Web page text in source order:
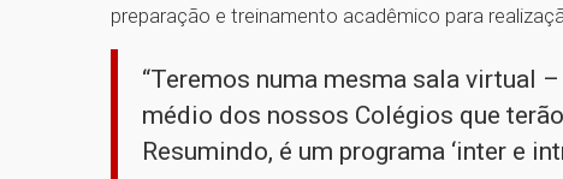
preparação e treinamento acadêmico para
“Teremos numa mesma sala virtual
médio dos nossos Colégios que
Resumindo, é um programa ‘inter e